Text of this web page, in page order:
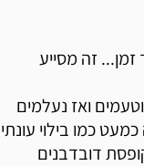
זה מסייע
ואז נעלמים
כמו בילוי עונתי
דובדבנים